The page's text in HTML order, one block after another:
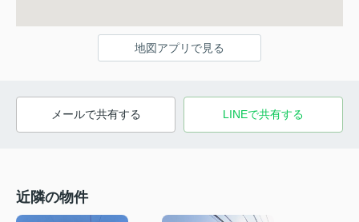
地図アプリで見る
メールで共有する LINEで共有する
近隣の物件